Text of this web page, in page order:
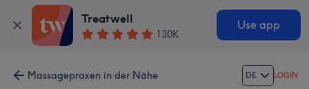
Treatwell
130K
Use app
Massagepraxen in der Nähe DE LOGIN